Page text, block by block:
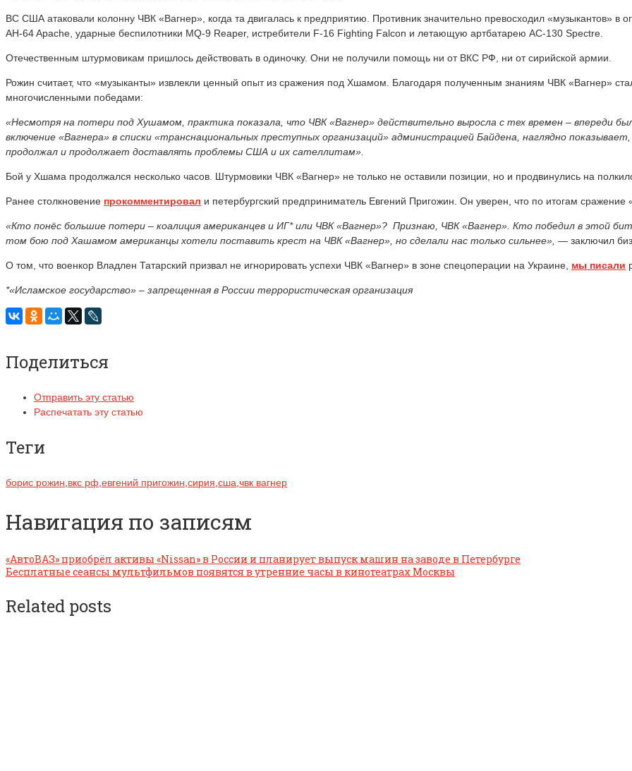
ВС США атаковали колонну ЧВК «Вагнер», когда та двигалась к предприятию. Противник значительно превосходил «музыкантов» в
AH-64 Apache, ударные беспилотники MQ-9 Reaper, истребители F-16 Fighting Falcon и летающую артбатарею AC-130 Spectre.
Отечественным штурмовикам пришлось действовать в одиночку. Они не получили помощь ни от ВКС РФ, ни от сирийской армии.
Рожин считает, что «музыканты» извлекли ценный опыт из сражения под Хшамом. Благодаря полученным знаниям ЧВК «Вагнер»
многочисленными победами:
«Несмотря на потери под Хушамом, практика показала, что ЧВК «Вагнер» действительно выросла с тех времен – впереди
включение «Вагнера» в списки «транснациональных преступных организаций» администрацией Байдена, наглядно
продолжал и продолжает доставлять проблемы США и их сателлитам».
Бой у Хшама продолжался несколько часов. Штурмовики ЧВК «Вагнер» не только не оставили позиции, но и продвинулись на
Ранее столкновение прокомментировал и петербургский предприниматель Евгений Пригожин. Он уверен, что по итогам
«Кто понёс большие потери – коалиция американцев и ИГ* или ЧВК «Вагнер»? Признаю, ЧВК «Вагнер». Кто победил в этой
том бою под Хашамом американцы хотели поставить крест на ЧВК «Вагнер», но сделали нас только сильнее», — заключил
О том, что военкор Владлен Татарский призвал не игнорировать успехи ЧВК «Вагнер» в зоне спецоперации на Украине, мы писали
*«Исламское государство» – запрещенная в России террористическая организация
Поделиться
Отправить эту статью
Распечатать эту статью
Теги
борис рожин вкс рф евгений пригожин сирия сша чвк вагнер
Навигация по записям
«АвтоВАЗ» приобрёл активы «Nissan» в России и планирует выпуск машин на заводе в Петербурге
Бесплатные сеансы мультфильмов появятся в утренние часы в кинотеатрах Москвы
Related posts